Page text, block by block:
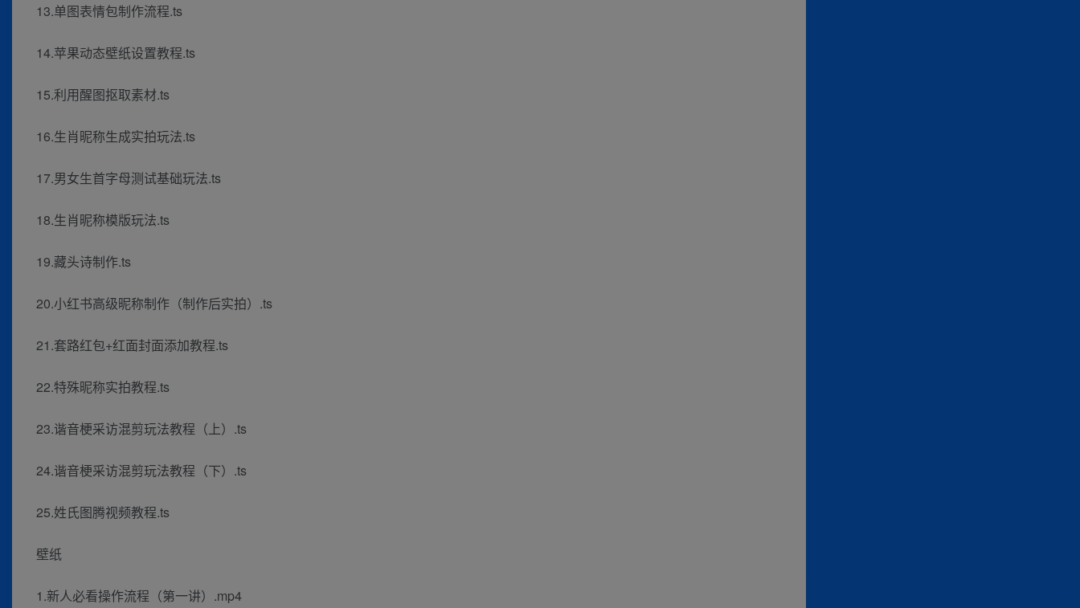
13.单图表情包制作流程.ts
14.苹果动态壁纸设置教程.ts
15.利用醒图抠取素材.ts
16.生肖昵称生成实拍玩法.ts
17.男女生首字母测试基础玩法.ts
18.生肖昵称模版玩法.ts
19.藏头诗制作.ts
20.小红书高级昵称制作（制作后实拍）.ts
21.套路红包+红面封面添加教程.ts
22.特殊昵称实拍教程.ts
23.谐音梗采访混剪玩法教程（上）.ts
24.谐音梗采访混剪玩法教程（下）.ts
25.姓氏图腾视频教程.ts
壁纸
1.新人必看操作流程（第一讲）.mp4